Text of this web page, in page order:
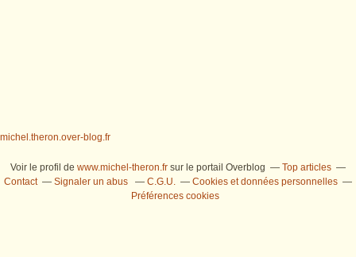
michel.theron.over-blog.fr
Voir le profil de www.michel-theron.fr sur le portail Overblog
Top articles
Contact
Signaler un abus C.G.U.
Cookies et données personnelles
Préférences cookies